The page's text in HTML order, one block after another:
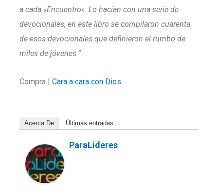
a cada «Encuentro». Lo hacían con una serie de
devocionales, en este libro se compilaron cuarenta
de esos devocionales que definieron el rumbo de
miles de jóvenes.”
Compra | Cara a cara con Dios
Acerca De Últimas entradas
ParaLideres